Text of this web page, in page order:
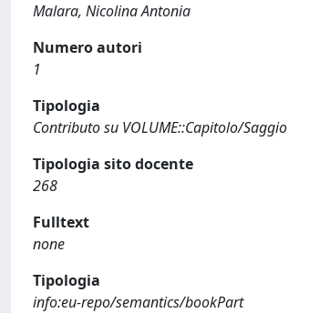
Malara, Nicolina Antonia
Numero autori
1
Tipologia
Contributo su VOLUME::Capitolo/Saggio
Tipologia sito docente
268
Fulltext
none
Tipologia
info:eu-repo/semantics/bookPart